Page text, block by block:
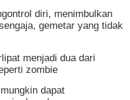
diri, menimbulkan
gemetar yang tidak
menjadi dua dari
zombie
dapat